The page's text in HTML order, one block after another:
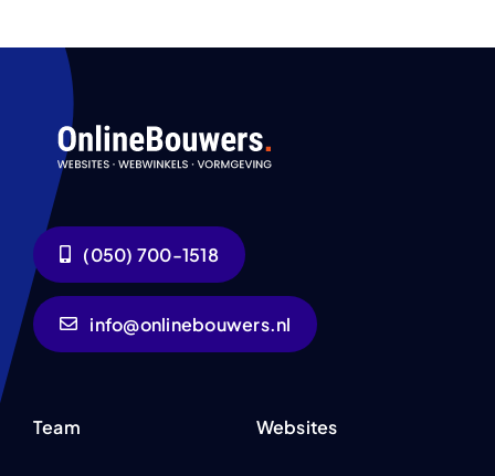
(050) 700-1518
info@onlinebouwers.nl
Team Websites